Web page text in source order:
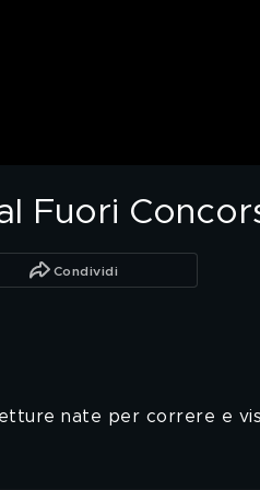
Fuori
Condividi
nate per correre e